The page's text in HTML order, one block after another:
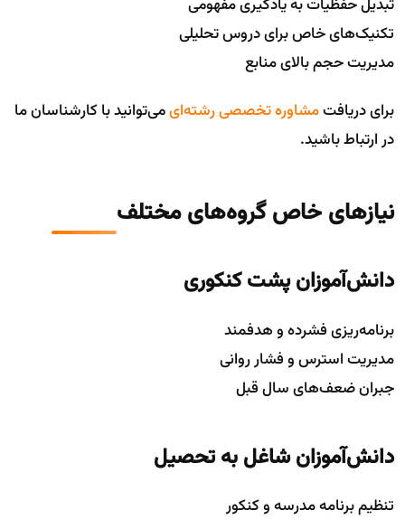
تبدیل حفظیات به یادگیری مفهومی
تکنیک‌های خاص برای دروس تحلیلی
مدیریت حجم بالای منابع
برای دریافتمشاوره تخصصی رشته‌ایمی‌توانید با کارشناسان ما
در ارتباط باشید.
نیازهای خاص گروه‌های مختلف
دانش‌آموزان پشت کنکوری
برنامه‌ریزی فشرده و هدفمند
مدیریت استرس و فشار روانی
جبران ضعف‌های سال قبل
دانش‌آموزان شاغل به تحصیل
تنظیم برنامه مدرسه و کنکور